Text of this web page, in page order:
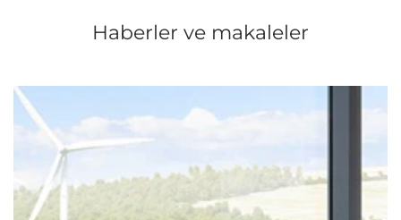
Haberler ve makaleler